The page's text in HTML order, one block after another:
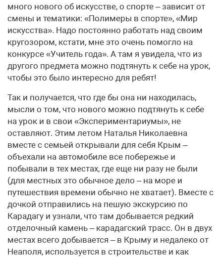
много нового об искусстве, о спорте – зависит от
смены и тематики: «Полимеры в спорте», «Мир
искусства». Надо постоянно работать над своим
кругозором, кстати, мне это очень помогло на
конкурсе «Учитель года». А там я увидела, что из
другого предмета можно подтянуть к себе на урок,
чтобы это было интересно для ребят!
Так и получается, что где бы она ни находилась,
мысли о том, что нового можно подтянуть к себе
на урок и в свои «Экспериментариумы», не
оставляют. Этим летом Наталья Николаевна
вместе с семьей открывали для себя Крым –
объехали на автомобиле все побережье и
побывали в тех местах, где еще ни разу не были
(для местных это обычное дело – на море и
путешествия времени обычно не хватает). Вместе с
дочкой отправились на пешую экскурсию по
Карадагу и узнали, что там добывается редкий
отделочный камень – карадагский трасс. Он в двух
местах всего добывается – в Крыму и недалеко от
Неаполя, используется в строительстве и как